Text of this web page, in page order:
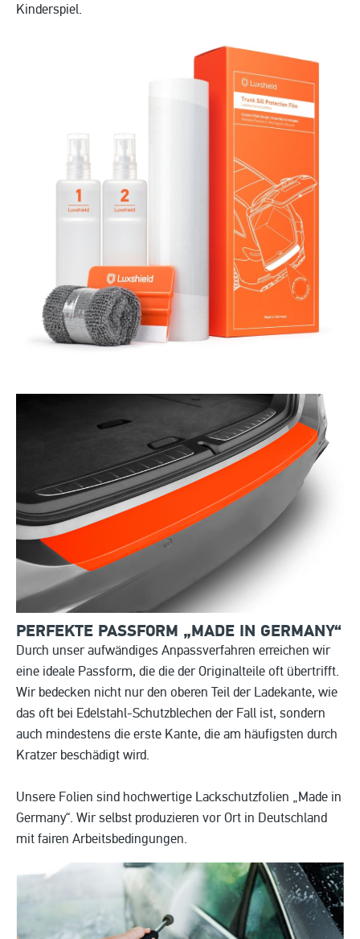
Kinderspiel.
PERFEKTE PASSFORM „MADE IN GERMANY“
Durch unser aufwändiges Anpassverfahren erreichen wir
eine ideale Passform, die die der Originalteile oft übertrifft.
Wir bedecken nicht nur den oberen Teil der Ladekante, wie
das oft bei Edelstahl-Schutzblechen der Fall ist, sondern
auch mindestens die erste Kante, die am häufigsten durch
Kratzer beschädigt wird.
Unsere Folien sind hochwertige Lackschutzfolien „Made in
Germany“. Wir selbst produzieren vor Ort in Deutschland
mit fairen Arbeitsbedingungen.